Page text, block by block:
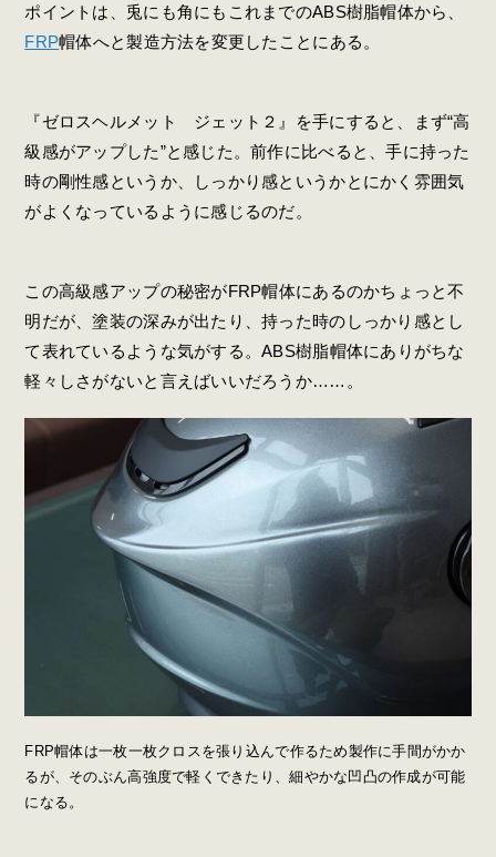
ポイントは、兎にも角にもこれまでのABS樹脂帽体から、
FRP帽体へと製造方法を変更したことにある。
『ゼロスヘルメット ジェット２』を手にすると、まず“高
級感がアップした”と感じた。前作に比べると、手に持った
時の剛性感というか、しっかり感というかとにかく雰囲気
がよくなっているように感じるのだ。
この高級感アップの秘密がFRP帽体にあるのかちょっと不
明だが、塗装の深みが出たり、持った時のしっかり感とし
て表れているような気がする。ABS樹脂帽体にありがちな
軽々しさがないと言えばいいだろうか……。
FRP帽体は一枚一枚クロスを張り込んで作るため製作に手間がかか
るが、そのぶん高強度で軽くできたり、細やかな凹凸の作成が可能
になる。